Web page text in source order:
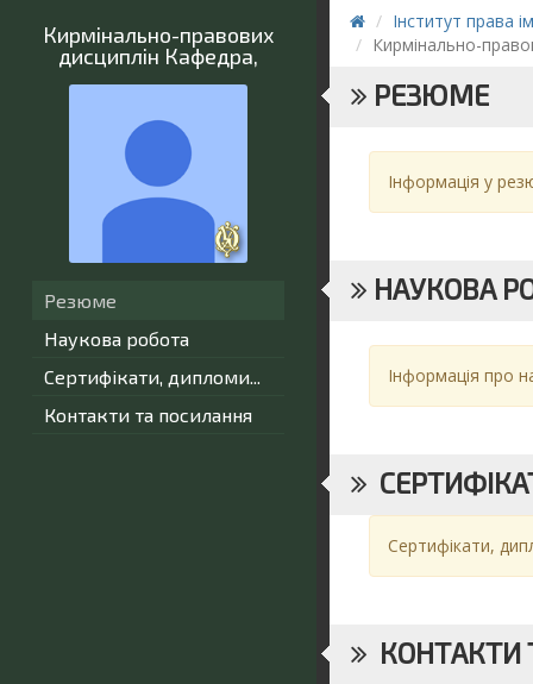
Кирмінально-правових
дисциплін Кафедра,
Резюме
Наукова робота
Сертифікати, дипломи...
Контакти та посилання
Інститут права
Кирмінально-
РЕЗЮМЕ
Інформація у
НАУКОВА
Інформація про
Сертифікати,
КОНТАКТИ